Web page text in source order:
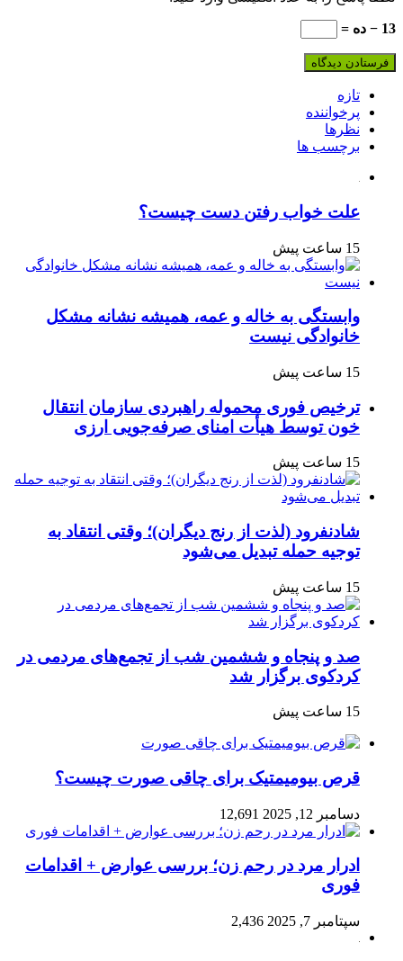
13 − ده =
تازه
پرخواننده
نظرها
برچسب ها
علت خواب رفتن دست چیست؟
15 ساعت پیش
وابستگی به خاله و عمه، همیشه نشانه مشکل
خانوادگی نیست
15 ساعت پیش
ترخیص فوری محموله راهبردی سازمان انتقال
خون توسط هیأت امنای صرفه‌جویی ارزی
15 ساعت پیش
شادنفرود (لذت از رنج دیگران)؛ وقتی انتقاد به
توجیه حمله تبدیل می‌شود
15 ساعت پیش
صد و پنجاه‌ و ششمین شب از تجمع‌های مردمی در
کردکوی برگزار شد
15 ساعت پیش
قرص بیومیمتیک برای چاقی صورت چیست؟
دسامبر 12, 2025 12,691
ادرار مرد در رحم زن؛ بررسی عوارض + اقدامات
فوری
سپتامبر 7, 2025 2,436